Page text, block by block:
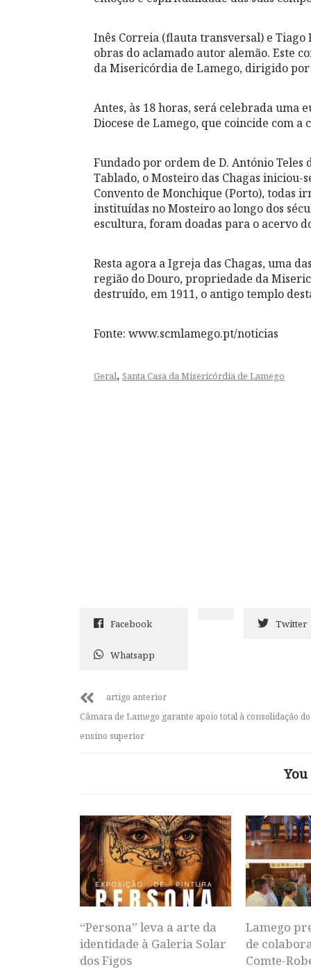
Inês Correia (flauta transversal) e
obras do aclamado autor alemão. Este
da Misericórdia de Lamego, dirigido
Antes, às 18 horas, será celebrada uma
Diocese de Lamego, que coincide com
Fundado por ordem de D. António Teles
Tablado, o Mosteiro das Chagas
Convento de Monchique (Porto), todas
instituídas no Mosteiro ao longo dos
escultura, foram doadas para o acervo
Resta agora a Igreja das Chagas, uma
região do Douro, propriedade da
destruído, em 1911, o antigo templo
Fonte: www.scmlamego.pt/noticias
Geral, Santa Casa da Misericórdia de Lamego
Facebook Twitter
Whatsapp
artigo anterior
Câmara de Lamego garante apoio total à consolidação do
ensino superior
“Persona” leva a arte da
identidade à Galeria Solar
dos Figos
Lamego
de
Comte-